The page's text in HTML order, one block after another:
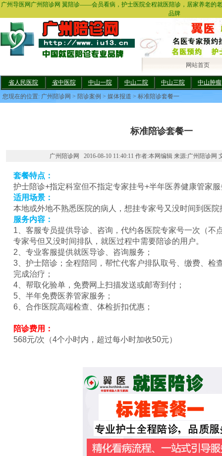
广州导医网广州陪诊网 翼陪诊——会员看病，护士医院全程就医陪诊，居家养老的
品牌
网站首页
省人民医院 省中医院 中山一院 中山二院 中山三院
中山肿瘤
您现在的位置: 广州陪诊网 > 陪诊案例 > 媒体报道 > 标准陪诊套餐一
标准陪诊套餐一
广州陪诊网 2016-08-10 11:40:11 作者:本网编辑 来源:广州陪诊网
套餐特点：
护士陪诊+指定科室但不指定专家挂号+半年医养健康管家服
适用场景：
本地或外地不熟悉医院的病人，想挂专家号又没时间到医院
服务内容：
1、客服专员提供导诊、咨询，代约各医院专家号一次（不
专家号但又没时间排队，就医过程中需要陪诊的用户。
2、专业客服提供就医导诊、咨询服务；
3、护士陪诊；全程陪同，帮忙代客户排队取号、缴费、检
完成治疗；
4、帮取化验单，免费网上扫描发送或邮寄到付；
5、半年免费医养管家服务；
6、合作医院高端检查、体检折扣优惠；
陪诊费用：
568元/次（4个小时内，超过每小时加收50元）